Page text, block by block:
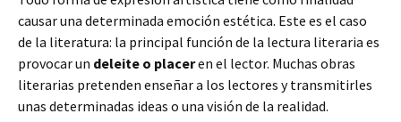
causar una determinada emoción estética. Este es el caso
de la literatura: la principal función de la lectura literaria es
provocar un deleite o placeren el lector. Muchas obras
literarias pretenden enseñar a los lectores y transmitirles
unas determinadas ideas o una visión de la realidad.